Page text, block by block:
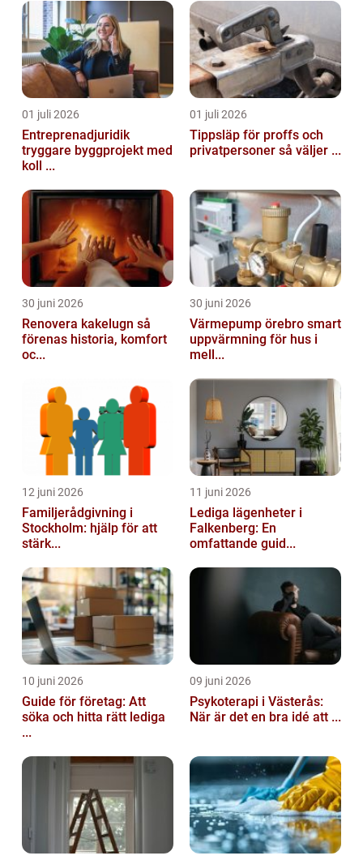
01 juli 2026
Entreprenadjuridik
tryggare byggprojekt med
koll ...
01 juli 2026
Tippsläp för proffs och
privatpersoner så väljer ...
30 juni 2026
Renovera kakelugn så
förenas historia, komfort
oc...
30 juni 2026
Värmepump örebro smart
uppvärmning för hus i
mell...
12 juni 2026
Familjerådgivning i
Stockholm: hjälp för att
stärk...
11 juni 2026
Lediga lägenheter i
Falkenberg: En
omfattande guid...
10 juni 2026
Guide för företag: Att
söka och hitta rätt lediga
...
09 juni 2026
Psykoterapi i Västerås:
När är det en bra idé att ...